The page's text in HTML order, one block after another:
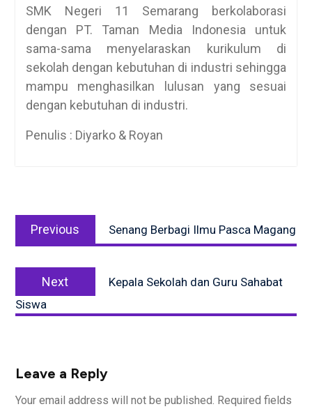
SMK Negeri 11 Semarang berkolaborasi
dengan PT. Taman Media Indonesia untuk
sama-sama menyelaraskan kurikulum di
sekolah dengan kebutuhan di industri sehingga
mampu menghasilkan lulusan yang sesuai
dengan kebutuhan di industri.
Penulis : Diyarko & Royan
navigation
Previous
post:
Senang Berbagi Ilmu Pasca Magang
Next
post:
Kepala Sekolah dan Guru Sahabat
Siswa
Leave a Reply
Your email address will not be published. Required fields